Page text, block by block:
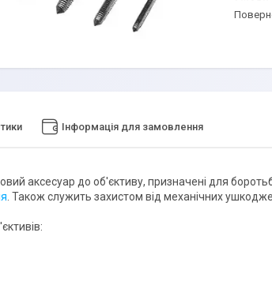
Інформація для замовлення
аксесуар до об'єктиву, призначені для
. Також служить захистом від механічних